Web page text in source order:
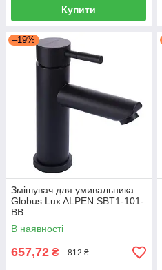
Купити
–19%
Змішувач для умивальника
Globus Lux ALPEN SBT1-101-
BB
В наявності
657,72 ₴ 812 ₴